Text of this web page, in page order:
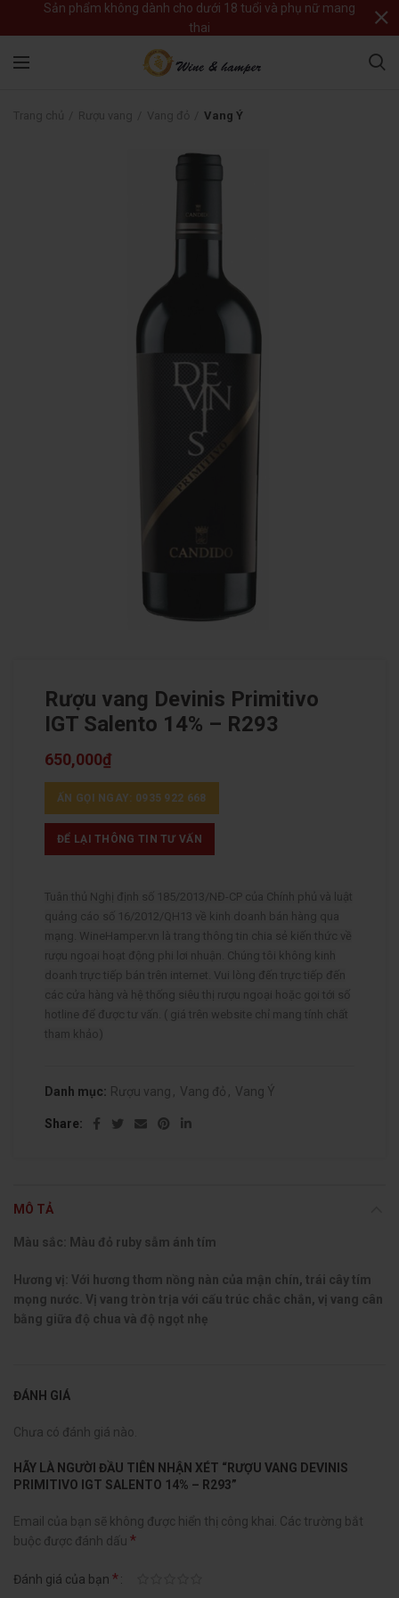
Vang Ý
Rượu vang Devinis Primitivo
IGT Salento 14% – R293
650,000₫
ẤN GỌI NGAY: 0935 922 668
ĐỂ LẠI THÔNG TIN TƯ VẤN
Tuân thủ Nghị định số 185/2013/NĐ-CP của Chính phủ và luật
quảng cáo số 16/2012/QH13 về kinh doanh bán hàng qua
mạng. WineHamper.vn là trang thông tin chia sẻ kiến thức về
rượu ngoại hoạt động phi lơi nhuận. Chúng tôi không kinh
doanh trực tiếp bán trên internet. Vui lòng đến trực tiếp đến
các cửa hàng và hệ thống siêu thị rượu ngoại hoặc gọi tới số
hotline để được tư vấn. ( giá trên website chỉ mang tính chất
tham khảo)
Danh mục: Rượu vang , Vang đỏ , Vang Ý
Share
MÔ TẢ
Màu sắc: Màu đỏ ruby sẫm ánh tím
Hương vị: Với hương thơm nồng nàn của mận chín, trái cây tím
mọng nước. Vị vang tròn trịa với cấu trúc chắc chắn, vị vang cân
bằng giữa độ chua và độ ngọt nhẹ
ĐÁNH GIÁ
Chưa có đánh giá nào.
HÃY LÀ NGƯỜI ĐẦU TIÊN NHẬN XÉT “RƯỢU VANG DEVINIS
PRIMITIVO IGT SALENTO 14% – R293”
Email của bạn sẽ không được hiển thị công khai. Các trường bắt
buộc được đánh dấu *
Đánh giá của bạn *
Sản phẩm không dành cho dưới 18 tuổi và phụ nữ mang
thai